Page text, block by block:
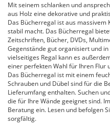
Mit seinem schlanken und
aus Holz eine dekorative und
Das Bücherregal ist aus
stabil macht. Das Bücherregal
Zeitschriften, Bücher, DVDs,
Gegenstände gut organisiert und
vielseitiges Regal kann es
einer perfekten Wahl für Ihren Flur
Das Bücherregal ist mit einem
Schrauben und Dübel sind für die
Lieferumfang enthalten. Suchen
die für Ihre Wände geeignet sind.
Beratung ein. Lesen und befolgen
sorgfältig.